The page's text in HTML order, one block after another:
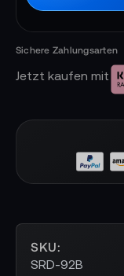
Jetzt kaufen mit
SKU
SRD-92B